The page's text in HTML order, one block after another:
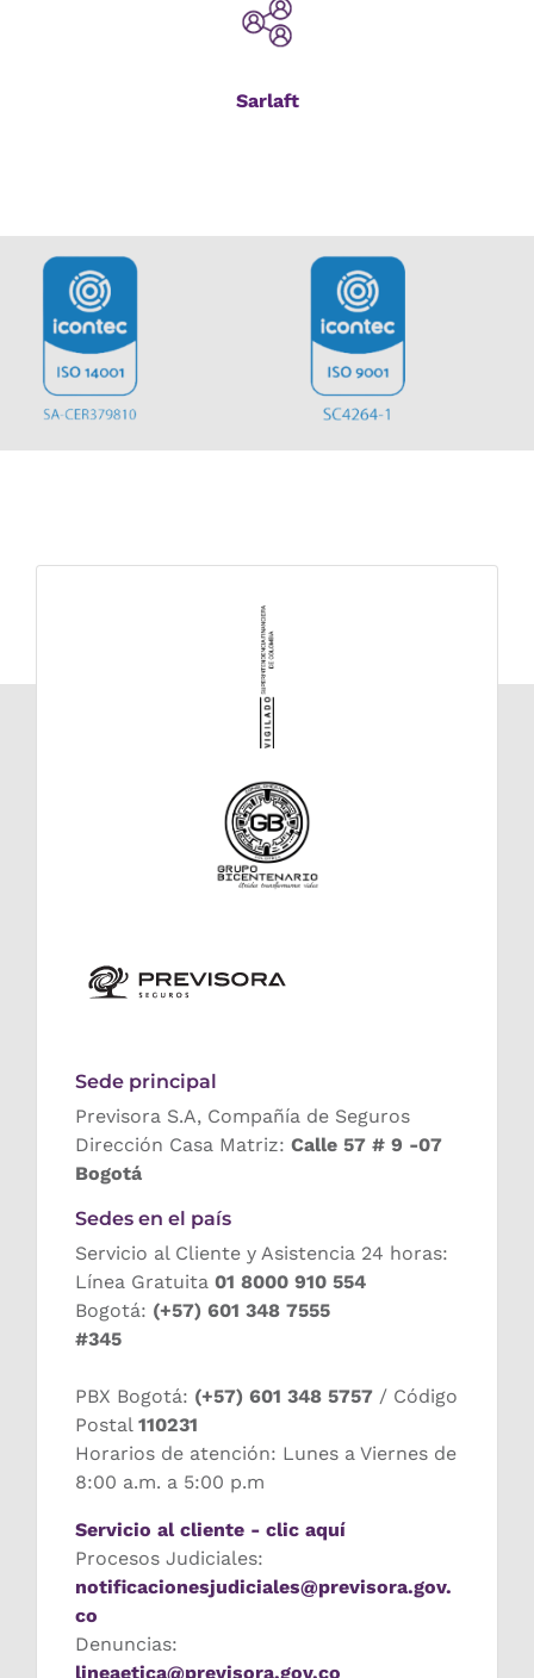
Sarlaft
Sede principal
Previsora S.A, Compañía de Seguros
Dirección Casa Matriz: Calle 57 # 9 -07
Bogotá
Sedes en el país
Servicio al Cliente y Asistencia 24 horas:
Línea Gratuita 01 8000 910 554
Bogotá: (+57) 601 348 7555
#345
PBX Bogotá: (+57) 601 348 5757 / Código
Postal 110231
Horarios de atención: Lunes a Viernes de
8:00 a.m. a 5:00 p.m
Servicio al cliente - clic aquí
Procesos Judiciales:
notificacionesjudiciales@previsora.gov.
co
Denuncias:
lineaetica@previsora.gov.co